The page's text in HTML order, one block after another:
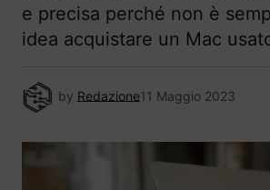
e precisa perché non è
idea acquistare un Mac
by Redazione11 Maggio 2023